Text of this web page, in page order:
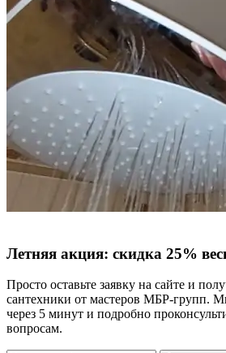
Летняя акция: скидка 25%
Просто оставьте заявку на сайте и
сантехники от мастеров МБР-групп.
через 5 минут и подробно
вопросам.